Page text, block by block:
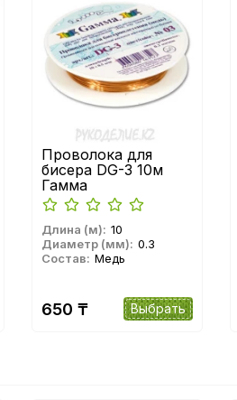
Проволока для
бисера DG-3 10м
Гамма
Длина (м): 10
Диаметр (мм): 0.3
Состав: Медь
650 ₸ Выбрать